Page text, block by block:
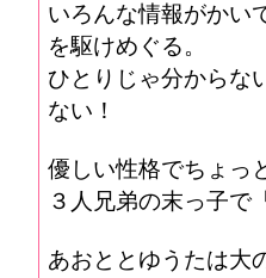
いろんな情報がかい
を駆けめぐる。
ひとりじゃ分からな
ない！
優しい性格でちょっ
３人兄弟の末っ子で
あおととゆうたは大